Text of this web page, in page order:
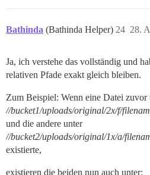
Bathinda (Bathinda Helper) 28.
24
Ja, ich verstehe das vollständig und
relativen Pfade exakt gleich bleiben.
Zum Beispiel: Wenn eine Datei zuvor
//bucket1/uploads/original/2x/f/
und die andere unter
//bucket2/uploads/original/1x/a/
existierte,
existieren die beiden nun auch unter: